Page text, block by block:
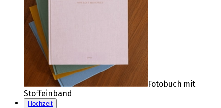
Fotobuch mit
Stoffeinband
Hochzeit